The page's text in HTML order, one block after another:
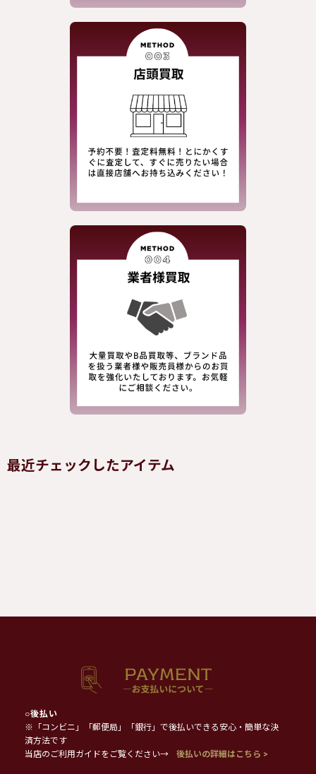
最近チェックしたアイテム
○後払い
※「コンビニ」「郵便局」「銀行」で後払いできる安心・簡単な決
済方法です
当店のご利用ガイドをご覧ください→
後払いの詳細はこちら >